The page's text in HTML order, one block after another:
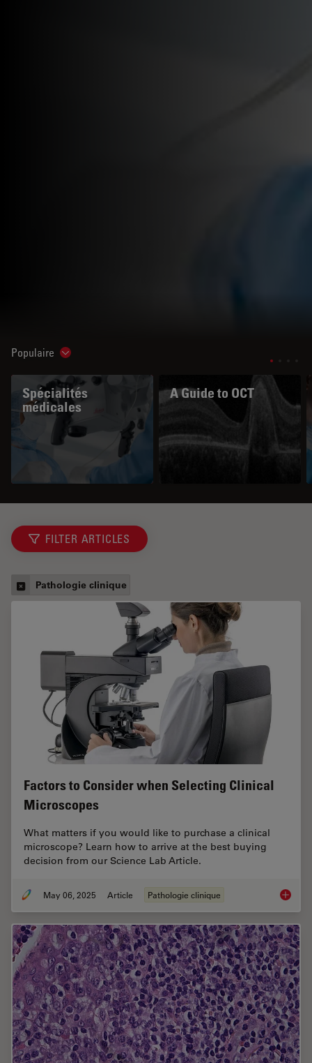
Populaire Show subnavigation
Spécialités
médicales
A Guide to OCT
FILTER ARTICLES
Pathologie clinique
Factors to Consider when Selecting Clinical
Microscopes
What matters if you would like to purchase a clinical
microscope? Learn how to arrive at the best buying
decision from our Science Lab Article.
May 06, 2025 Article Pathologie clinique Factors